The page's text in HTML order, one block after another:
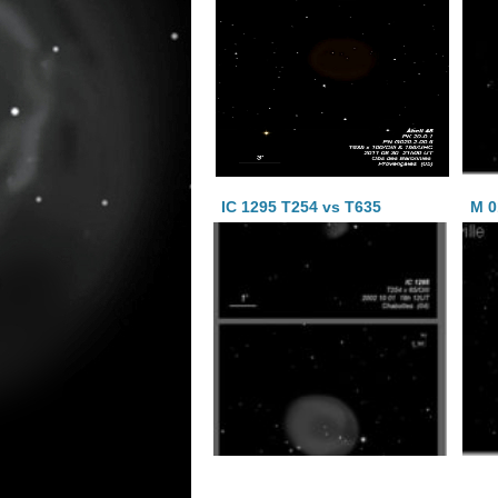
IC 1295 T254 vs T635 M